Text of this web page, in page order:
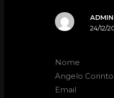
ADMIN
24/12/
Nome
Angelo Corinto
Email